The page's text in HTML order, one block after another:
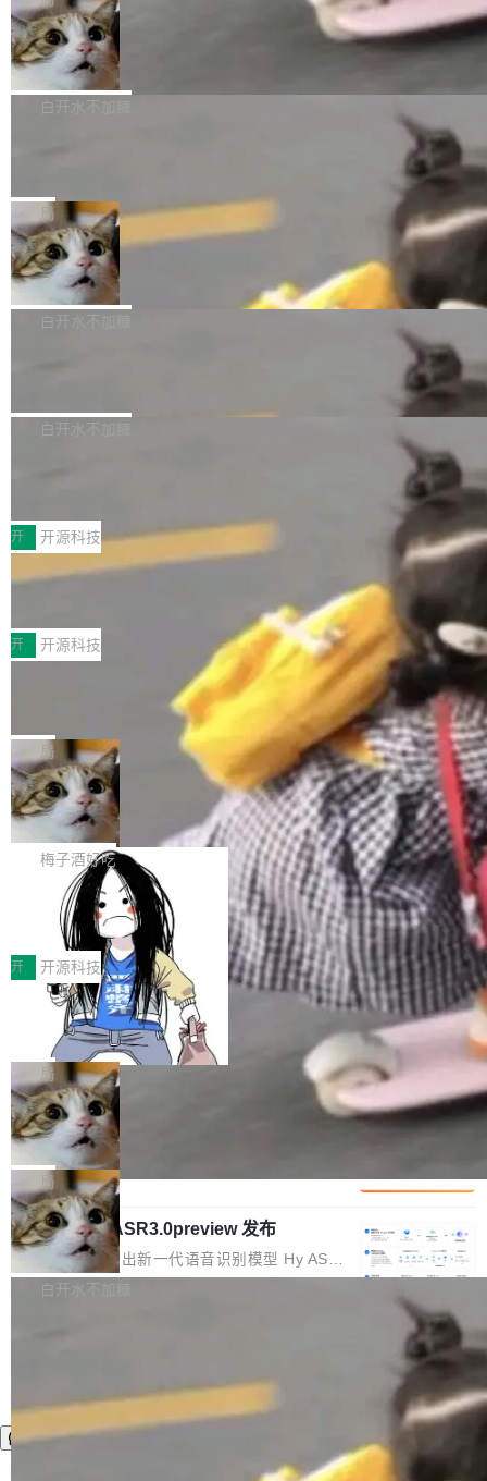
l 迁移或唤醒时，新宿主从 S3 恢复 SQLite 数据
库继续执行。存储库是持久化的唯一真相...
te 17 Pro、OPPO K15，要么是vivo X300 E这
样的次旗舰。 Galaxy Z Fold8 Ultra / Z Fold8 /
Z Flip8三款折叠屏新机均在7月22日发布，且全
部搭载骁龙8 Elite Gen5 for Galaxy，它们本该
本控制系统。目前处于 Early Access 阶段。 De
ltaDB 的核心思路直接写在 landing page 最显
眼的位置：「Software is made between com
mits」——软件是在 commit 之间写出来的。git
是把这段空隙补上。 回退到任何一次编辑：Delt
aDB 捕获 commit 之间的每一次操作，...
SpaceXAI 单季资本开支达 183 亿美元
根据风险投资人Tomer Tunguz 博客（VC 分
析）披露的最新分析与第二季度业绩报告，Spac
微软同期总资本开支的四成。 与亚马逊、Alpha
bet、微软以及 Meta 等传统科技巨头相比，Spa
ceXAI的资金消耗速度尤为引人瞩目。然而，支
撑庞大支出的资金来源却呈现出截然不同的面
貌。数据显示，微软和 Meta 主要依托充沛的经
白开水不加糖
一个在终端里运行的编程 agent；Muse Spark
1.2，驱动这个 agent 的新模型。一句话概括：
你可以用 curl -fsSL https://dev.meta.ai/install.
sh | bash 安装一个能在大项目里自动规划、写
代码、验证结果的 AI 终端工具。 据介绍，Muse
个主 agent 循环，外加一组后台 agent。这些后
局
美团开源 LoHoSearch，用知识图谱校
准 AI 能力认知
机器出题的前提，是让机器拥有全局视野。整个
构建流程可以分为四个环节：建图 → 控制难度
白开水不加糖
库，并将作为transport接入Mooncake TENT。
MPComm将作为一种传输引擎接入Mooncake T
ENT，实现零拷贝传输性能提升30%、非零拷贝
传输性能最高提升5倍。UCL-MPComm底层基
于自研UCL-Engine通信引擎，后续腾讯网平将
持续开源更多基于UCL-Engine的高性能通信组
件。 腾讯网平团队在UCL-MPComm中实现了一
个独立于业务线程的全局通信引擎（Engine），
白开水不加糖
型案例入选名单》，深信服“面向企业研发场景的
开源 AI 编程平台 CoStrict 应用”凭借卓越的技术
创新与落地成效成功入选。 全链路私有化部署，
助力企业AI研发安全落地 当前，越来越多企业已
经开始引入 AI Coding 工具，通过调用公有云模
型或企业内部部署模型提升研发效率。但随着 AI
Coding 从个人辅助工具逐步走向团队级、组织
级应用，企业在规模化落地过程中，对安全性、
可控性和代码质量提出了更高要求。 首先是数据
安全与合规要求。对于大多数普通研发场景，公
有云模型能够满足快速试用和效率提升的需求。
但对于金融、能源、医疗等对数据安全要求较...
开 开源科技
深信服AI算力网关入选工信部人工智能
前不久，工业和信息化部正式发布《2025年人工
智能应用典型案例名单》，集中展示人工智能在
各领域的应用成果，覆盖技术底座、行业赋能、
产品应用、支撑保障、专题等五大方向。深信服
AI算力网关（AI创新平台）成功入选！ 随着各行
各业的Agent走向规模化建设，算力构成形态逐
渐丰富，用户关注的重点也在发生变化：不只是
让AI用起来，还要进一步看清混合算力时代下，
Token花在哪里、算力是否被充分利用，以及持
续增长的AI成本该如何优化。 深信服AI算力网关
正是围绕这些实际问题，从Token治理和成本治
理两个方面，让用户的每一份算力都看得清、管
得住、用得稳、省得下、更安全！ 一、从现在开
始，Token使用一目...
开 开源科技
Jeff Dean 离开 Google：一个时代的结
束，一个实验室的开始
Google 员工编号 20。MapReduce 作者之一。
Bigtable 作者之一。TensorFlow 的作者之一。
Gemini 的架构师。Google 首席科学家。 Jeff D
ean 在 Google 工作了 27 年后，宣布离职。 他
不是一个人走。一同离开的还有 Sanjay Ghema
wat（Google 员工编号 23，Jeff Dean 二十多
年的编程搭档，MapReduce 和 Bigtable 的共同
作者）、Quoc Le（Google 大脑核心成员，Se
q2Seq 和 DocAI 的共同发明人）以及 Oriol Vin
yals（Gemini 联合负责人，AlphaSta...
局
🔥 SolonCode v2026.8.4 发布：界面
字体可调、22 种语言、记忆搜索增强
打开终端就能上岗的全中文编码智能体，这一轮
把「看得清、用母语、记得住」三件事一次补
齐。 SolonCode 是什么 SolonCode 是杭州无
耳科技研发的企业级终端编码智能体——一位全
中文驱动的数字员工，自主理解需求、规划步
骤、编写代码。不挑模型、不挑平台，curl 一行
装完即用。 开源地址：Gitee · GitCode · GitHu
b 安装 支持 Java 8+（8~26）、macOS / Linu
x / Windows / Harmony PC。 # macOS / Linu
x / Harmony PC curl -fsSL https://solon.noea
r.org/solon...
梅子酒好吃
让“代码语义理解”深度释放AI Coding
价值潜能：华为云码道（CodeArts）
代码仓技术解析
一、代码仓深度理解技术的作用与价值 在软件工
程实践中，代码仓是企业核心知识资产的主要载
体。企业级代码仓库通常包含数十万乃至数百万
个文件，其规模远超单次模型调用可承载的上下
文窗口。随着项目规模的持续扩张与代码历史的
不断累积，代码仓中的模块关系、接口契约、业
务逻辑等关键信息往往分散于数十乃至数百个文
件之中，形成高度复杂的知识关联网络。传统的
代码检索手段（如关键词匹配、目录遍历）仅能
在语法层面完成文本定位，难以触及代码的语义
内涵与结构关联，导致开发者使用代码智能体在
理解大规模代码仓时面临显著"代码仓理解"瓶
颈。 代码仓深度理解服务（以下简称" CodeBas
e深度理解服务"）是华为云码道（CodeA...
开 开源科技
一条“删库”命令跑 17 小时，算法工程
师删光 89TB 数据只为干私活
最高人民检察院8月4日公布了一起案件：北京一
名90后算法工程师王某，为了给自己接的私活腾
服务器空间，删光了公司AI游戏部门的全部核心
数据。 王某2024年1月入职东城区某科技公司AI
短剧部门，有互联网大厂背景。在公司内部架构
调整期间，部门三次通知全员将数据从A集群迁
移到B集群，王某都回复了"收到"。 他没有迁移
数据。2024年9月3日下午4点，他使用此前登录
的账号密码进入A集群，输入了一条被程序员圈
称为"删库跑路"的命令——最高管理员权限、无
局
Cloudflare 分享推理优化实践：KV ca
che 量化 + 权重压缩，吞吐量提升 4
1%，成本降 30%
Kimi 和 GLM 是当前最强的大模型系列之一，但
它们有一个共同的问题：太吃显存了。月之暗面
的 Kimi K 系列和智谱的 GLM 都是长上下文、M
oE 架构的大模型，好用到让人上瘾，但 GPU 显
存永远不够用。 Cloudflare 的 Workers AI 团队
一直在跑这些模型的推理。他们在官方博客上发
整性保护。效果是：吞吐量提升 41%，每 token
成本降低 30%，精度不变。 FP8 省的不仅是显
存 KV cache 是推理时最吃显...
局
腾讯混元 Hy ASR3.0preview 发布
腾讯混元正式推出新一代语音识别模型 Hy ASR
3.0preview。基于最新一代大语言模型 Hy3 的
让语音识别不再只是听清，而是真正听懂。通过
先理解你的语境和意图，再把准确的文字直接给
到你。从“逐字转写、单点优化”演进为“理解语
境、兼容场景、一键直出”。 Hy ASR 3.0 previe
白开水不加糖